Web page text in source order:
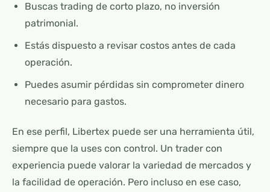
Buscas trading de corto plazo, no inversión
patrimonial.
Estás dispuesto a revisar costos antes de cada
operación.
Puedes asumir pérdidas sin comprometer dinero
necesario para gastos.
En ese perfil, Libertex puede ser una herramienta útil,
siempre que la uses con control. Un trader con
experiencia puede valorar la variedad de mercados y
la facilidad de operación. Pero incluso en ese caso,